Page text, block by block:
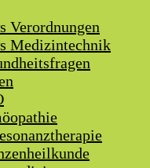
Verordnungen
Medizintechnik